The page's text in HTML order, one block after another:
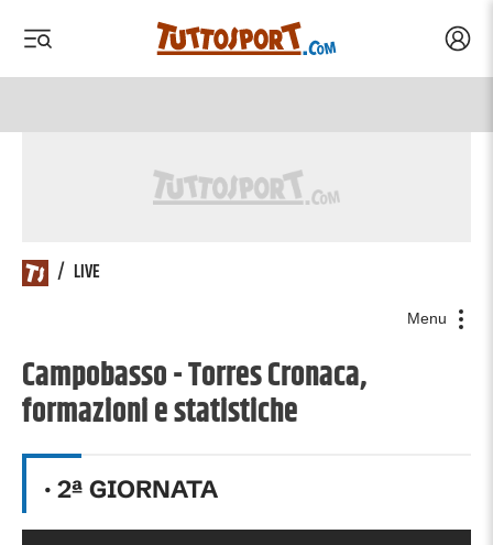
/ LIVE
Menu
Campobasso - Torres Cronaca,
formazioni e statistiche
· 2ª GIORNATA